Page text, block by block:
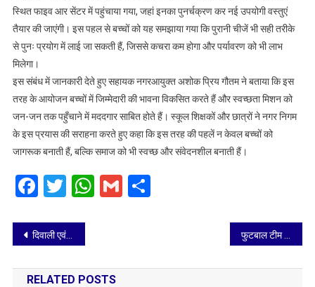
स्थित फाइव आर सेंटर में पहुंचाया गया, जहां इनका पुनर्चक्रण कर नई उपयोगी वस्तुएं
तैयार की जाएंगी। इस पहल से बच्चों को यह समझाया गया कि पुरानी चीजें भी सही तरीके
से पुनः प्रयोग में लाई जा सकती हैं, जिससे कचरा कम होगा और पर्यावरण को भी लाभ
मिलेगा।
इस संबंध में जानकारी देते हुए सहायक नगरआयुक्त अशोक प्रिय गौतम ने बताया कि इस
तरह के आयोजन बच्चों में जिम्मेदारी की भावना विकसित करते हैं और स्वच्छता मिशन को
जन-जन तक पहुँचाने में मददगार साबित होते हैं। स्कूल शिक्षकों और छात्रों ने नगर निगम
के इस प्रयास की सराहना करते हुए कहा कि इस तरह की पहलें न केवल बच्चों को
जागरूक बनाती हैं, बल्कि समाज को भी स्वच्छ और संवेदनशील बनाती हैं।
Facebook
Twitter
WhatsApp
GmailShare
Post
navigation
दिवाली एवं छठ पूजा स्पेशल ट्रेनों का संचालन
RELATED POSTS